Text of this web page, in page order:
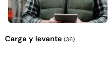
Carga y levante (36)